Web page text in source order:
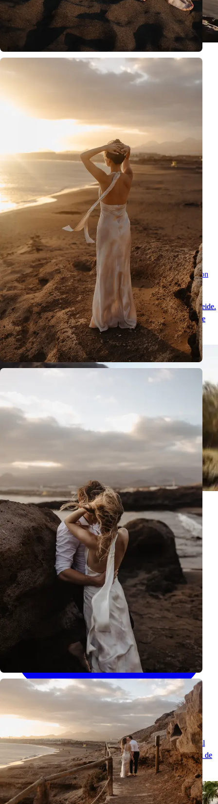
Sesión Romántica de Pareja en Tenerife - Momentos Especiales con
Vistas al Teide
Una sesión natural de pareja en Tenerife en el entorno único del Teide.
Mira fotos románticas y descubre un lugar ideal para una pedida de
mano en Tenerife.
Fotógrafa de parejas en Tenerife: sesión romántica junto al océano
Fotógrafa de parejas en Tenerife para una sesión romántica junto al
océano: fotos naturales, paisajes volcánicos y un recuerdo especial de
las Islas Canarias.